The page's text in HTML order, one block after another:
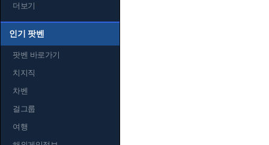
더보기
인기 팟벤
팟벤 바로가기
치지직
차벤
걸그룹
여행